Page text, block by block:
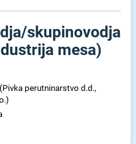
⁠skupinovodja
mesa)
perutninarstvo d.d.,